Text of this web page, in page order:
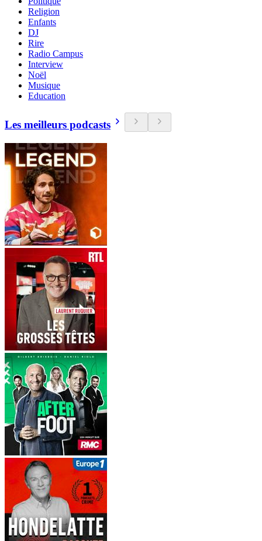
Religion
Enfants
DJ
Rire
Radio Campus
Interview
Noël
Musique
Education
Les meilleurs podcasts